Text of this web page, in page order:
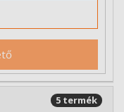
5 termék